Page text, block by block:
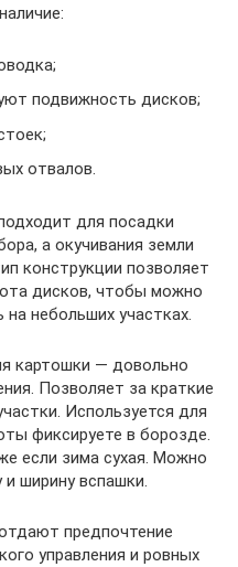
подвижность дисков;
отвалов.
для посадки
а окучивания земли
конструкции позволяет
дисков, чтобы можно
небольших участках.
картошки — довольно
Позволяет за краткие
Используется для
фиксируете в борозде.
если зима сухая. Можно
и ширину вспашки.
предпочтение
управления и ровных